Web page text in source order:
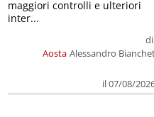
Alessandro Bianchet